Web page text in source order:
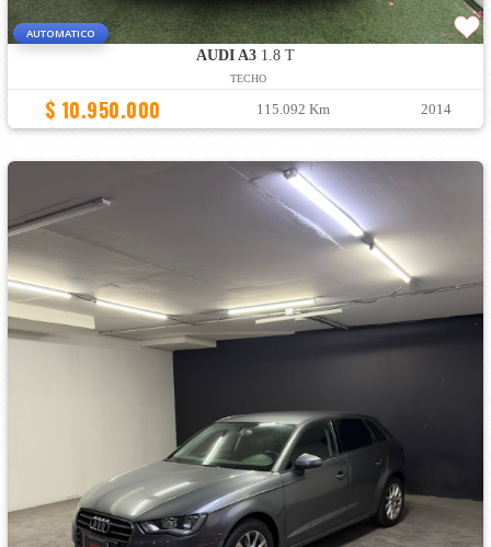
AUTOMATICO
AUDI A31.8 T
TECHO
$ 10.950.000 115.092 Km 2014